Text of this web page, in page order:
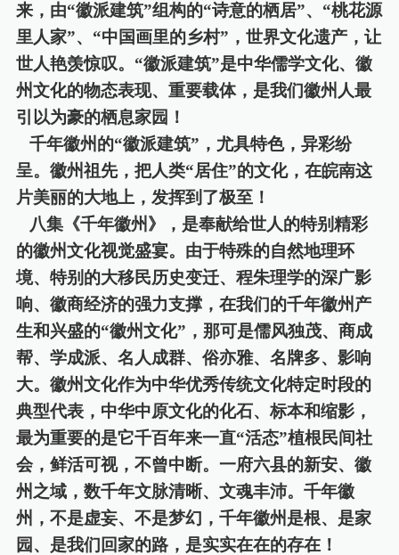
来，由“徽派建筑”组构的“诗意的栖居”、“桃花源
里人家”、“中国画里的乡村”，世界文化遗产，让
世人艳羡惊叹。“徽派建筑”是中华儒学文化、徽
州文化的物态表现、重要载体，是我们徽州人最
引以为豪的栖息家园！
千年徽州的“徽派建筑”，尤具特色，异彩纷
呈。徽州祖先，把人类“居住”的文化，在皖南这
片美丽的大地上，发挥到了极至！
八集《千年徽州》，是奉献给世人的特别精彩
的徽州文化视觉盛宴。由于特殊的自然地理环
境、特别的大移民历史变迁、程朱理学的深广影
响、徽商经济的强力支撑，在我们的千年徽州产
生和兴盛的“徽州文化”，那可是儒风独茂、商成
帮、学成派、名人成群、俗亦雅、名牌多、影响
大。徽州文化作为中华优秀传统文化特定时段的
典型代表，中华中原文化的化石、标本和缩影，
最为重要的是它千百年来一直“活态”植根民间社
会，鲜活可视，不曾中断。一府六县的新安、徽
州之域，数千年文脉清晰、文魂丰沛。千年徽
州，不是虚妄、不是梦幻，千年徽州是根、是家
园、是我们回家的路，是实实在在的存在！